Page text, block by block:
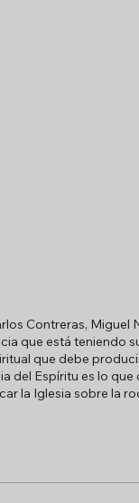
Contreras,
que está teniendo
que debe
del Espíritu es lo
la Iglesia sobre la